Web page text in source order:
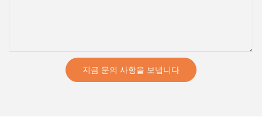
지금 문의 사항을 보냅니다